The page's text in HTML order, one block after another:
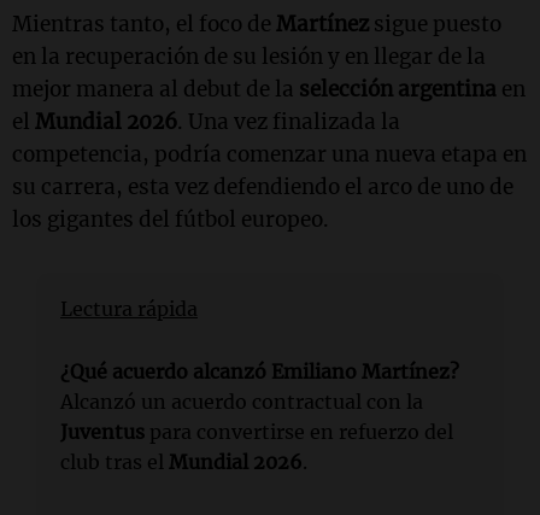
Mientras tanto, el foco de Martínez sigue puesto
en la recuperación de su lesión y en llegar de la
mejor manera al debut de la selección argentina en
el Mundial 2026. Una vez finalizada la
competencia, podría comenzar una nueva etapa en
su carrera, esta vez defendiendo el arco de uno de
los gigantes del fútbol europeo.
Lectura rápida
¿Qué acuerdo alcanzó Emiliano Martínez?
Alcanzó un acuerdo contractual con la
Juventus para convertirse en refuerzo del
club tras el Mundial 2026.